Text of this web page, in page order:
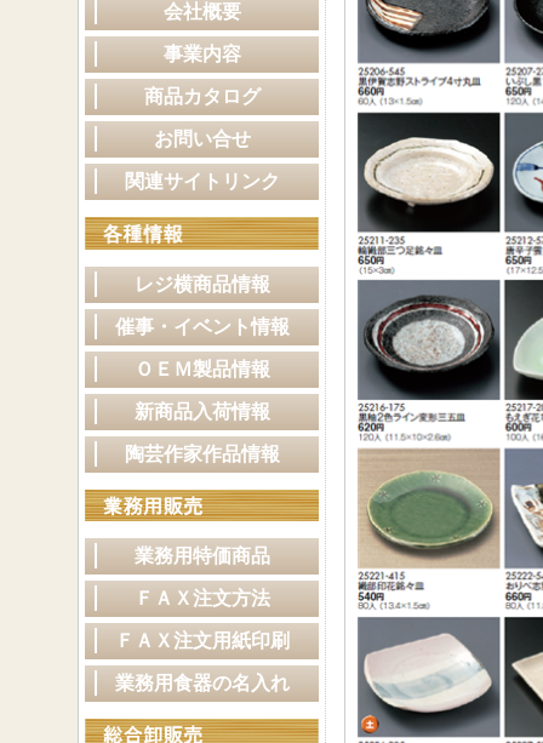
会社概要
事業内容
商品カタログ
お問い合せ
関連サイトリンク
レジ横商品情報
催事・イベント情報
ＯＥＭ製品情報
新商品入荷情報
陶芸作家作品情報
業務用特価商品
ＦＡＸ注文方法
ＦＡＸ注文用紙印刷
業務用食器の名入れ